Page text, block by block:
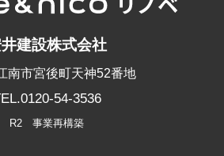
建設株式会社
南市宮後町天神52番地
54-3536
R2 事業再構築